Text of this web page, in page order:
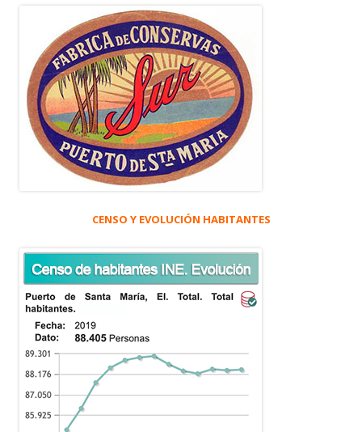
CENSO Y EVOLUCIÓN HABITANTES